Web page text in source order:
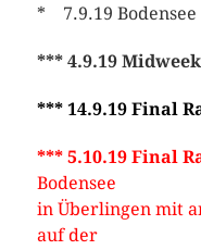
* 7.9.19 Bodensee
*** 4.9.19 Midweek
*** 14.9.19 Final
*** 5.10.19 Final
Bodensee
in Überlingen mit
auf der